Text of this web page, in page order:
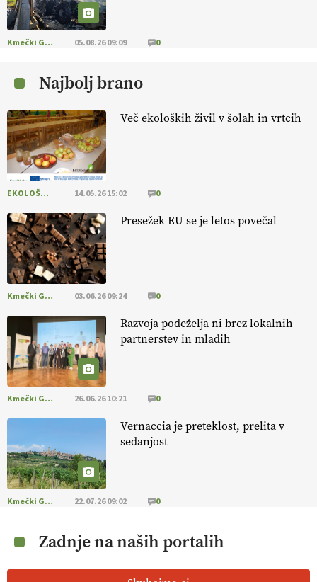
KMETIJSKA LIGA PRVAKOV: UKRAJINA vs.
EVROPA
EKOloško = logično: ekološka kmetija
EKOloško = logično: VLOG Okus je
pomembnejši od izgleda
EKOloško = logično: ekološka kmetija PR'
RAKARI
Kmečki Glas 05.08.26 09:09 0
Najbolj brano
Več ekoloških živil v šolah in vrtcih
EKOLOŠKO LOGIČNO 14.05.26 15:02 0
Presežek EU se je letos povečal
Kmečki Glas 03.06.26 09:24 0
Razvoja podeželja ni brez lokalnih
partnerstev in mladih
Kmečki Glas 26.06.26 10:21 0
Vernaccia je preteklost, prelita v
sedanjost
Kmečki Glas 22.07.26 09:02 0
Zadnje na naših portalih